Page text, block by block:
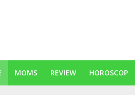
MOMS REVIEW HOROSCOP